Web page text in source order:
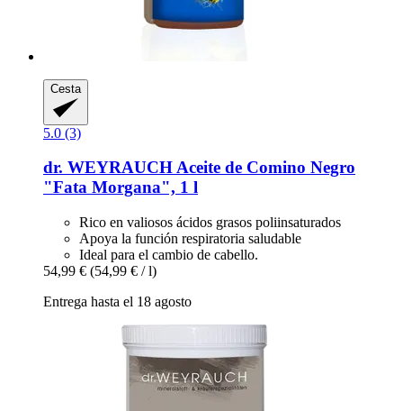
Cesta
5.0 (3)
dr. WEYRAUCHAceite de Comino Negro
"Fata Morgana", 1 l
Rico en valiosos ácidos grasos poliinsaturados
Apoya la función respiratoria saludable
Ideal para el cambio de cabello.
54,99 € (54,99 € / l)
Entrega hasta el 18 agosto